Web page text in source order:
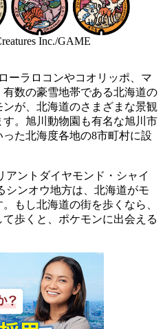
Inc./GAME
ーラロコンやコオリッポ、マ
数の豪雪地帯である北海道の
が、北海道のさまざまな景観
。旭川動物園も有名な旭川市
た北海度各地の8市町村に設
アントダイヤモンド・シャイ
シンオウ地方は、北海道がモ
もし北海道の街を歩くなら、
歩くと、ポケモンに出会える